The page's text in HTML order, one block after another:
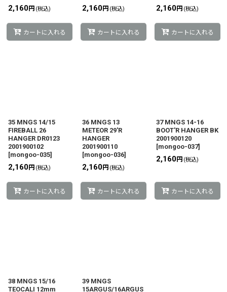
2,160円 (税込)
カートに入れる
2,160円 (税込)
カートに入れる
2,160円 (税込)
カートに入れる
35 MNGS 14/15
FIREBALL 26
HANGER DR0123
2001900102
[mongoo-035]
2,160円 (税込)
カートに入れる
36 MNGS 13
METEOR 29'R
HANGER
2001900110
[mongoo-036]
2,160円 (税込)
カートに入れる
37 MNGS 14-16
BOOT'R HANGER BK
2001900120
[mongoo-037]
2,160円 (税込)
カートに入れる
38 MNGS 15/16
TEOCALI 12mm
39 MNGS
15ARGUS/16ARGUS